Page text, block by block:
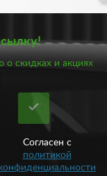
часть любого
для
и передачи
дороге. Никто не
водитель.
составляющей как
или антирадар.
о скидках и акциях
Согласен с
политикой